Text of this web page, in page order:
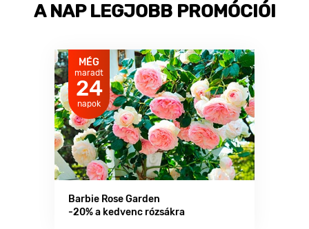
A NAP LEGJOBB PROMÓCIÓI
MÉG
maradt
24
napok
Barbie Rose Garden
-20% a kedvenc rózsákra